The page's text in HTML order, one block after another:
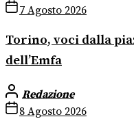
7 Agosto 2026
Torino, voci dalla
dell’Emfa
Redazione
8 Agosto 2026